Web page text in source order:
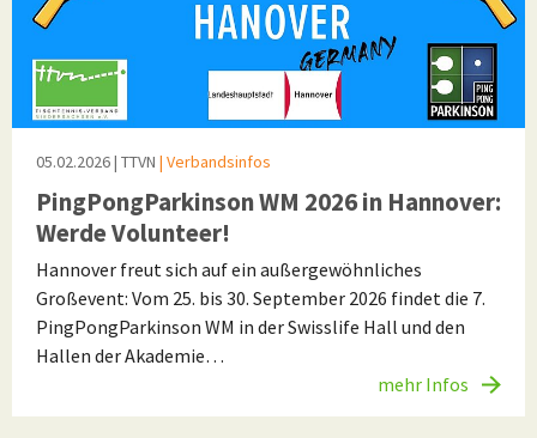
05.02.2026| TTVN | Verbandsinfos
PingPongParkinson WM 2026 in Hannover:
Werde Volunteer!
Hannover freut sich auf ein außergewöhnliches
Großevent: Vom 25. bis 30. September 2026 findet die 7.
PingPongParkinson WM in der Swisslife Hall und den
Hallen der Akademie…
mehr Infos